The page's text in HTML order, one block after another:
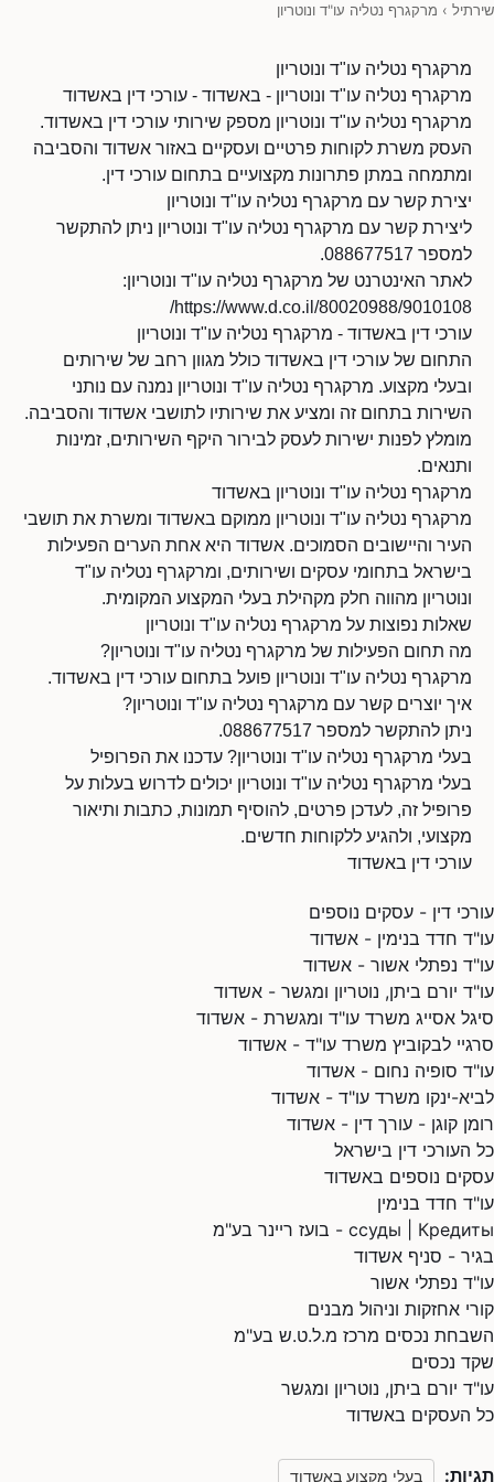
שירתיל › מרקגרף נטליה עו"ד ונוטריון
מרקגרף נטליה עו"ד ונוטריון
מרקגרף נטליה עו"ד ונוטריון - באשדוד - עורכי דין באשדוד
מרקגרף נטליה עו"ד ונוטריון מספק שירותי עורכי דין באשדוד.
העסק משרת לקוחות פרטיים ועסקיים באזור אשדוד והסביבה
ומתמחה במתן פתרונות מקצועיים בתחום עורכי דין.
יצירת קשר עם מרקגרף נטליה עו"ד ונוטריון
ליצירת קשר עם מרקגרף נטליה עו"ד ונוטריון ניתן להתקשר
למספר 088677517.
לאתר האינטרנט של מרקגרף נטליה עו"ד ונוטריון:
https://www.d.co.il/80020988/9010108/
עורכי דין באשדוד - מרקגרף נטליה עו"ד ונוטריון
התחום של עורכי דין באשדוד כולל מגוון רחב של שירותים
ובעלי מקצוע. מרקגרף נטליה עו"ד ונוטריון נמנה עם נותני
השירות בתחום זה ומציע את שירותיו לתושבי אשדוד והסביבה.
מומלץ לפנות ישירות לעסק לבירור היקף השירותים, זמינות
ותנאים.
מרקגרף נטליה עו"ד ונוטריון באשדוד
מרקגרף נטליה עו"ד ונוטריון ממוקם באשדוד ומשרת את תושבי
העיר והיישובים הסמוכים. אשדוד היא אחת הערים הפעילות
בישראל בתחומי עסקים ושירותים, ומרקגרף נטליה עו"ד
ונוטריון מהווה חלק מקהילת בעלי המקצוע המקומית.
שאלות נפוצות על מרקגרף נטליה עו"ד ונוטריון
מה תחום הפעילות של מרקגרף נטליה עו"ד ונוטריון?
מרקגרף נטליה עו"ד ונוטריון פועל בתחום עורכי דין באשדוד.
איך יוצרים קשר עם מרקגרף נטליה עו"ד ונוטריון?
ניתן להתקשר למספר 088677517.
בעלי מרקגרף נטליה עו"ד ונוטריון? עדכנו את הפרופיל
בעלי מרקגרף נטליה עו"ד ונוטריון יכולים לדרוש בעלות על
פרופיל זה, לעדכן פרטים, להוסיף תמונות, כתבות ותיאור
מקצועי, ולהגיע ללקוחות חדשים.
עורכי דין באשדוד
עורכי דין - עסקים נוספים
עו"ד חדד בנימין - אשדוד
עו"ד נפתלי אשור - אשדוד
עו"ד יורם ביתן, נוטריון ומגשר - אשדוד
סיגל אסייג משרד עו"ד ומגשרת - אשדוד
סרגיי לבקוביץ משרד עו"ד - אשדוד
עו"ד סופיה נחום - אשדוד
לביא-ינקו משרד עו"ד - אשדוד
רומן קוגן - עורך דין - אשדוד
כל העורכי דין בישראל
עסקים נוספים באשדוד
עו"ד חדד בנימין
ссуды | Кредиты - בועז ריינר בע"מ
בגיר - סניף אשדוד
עו"ד נפתלי אשור
קורי אחזקות וניהול מבנים
השבחת נכסים מרכז מ.ל.ט.ש בע"מ
שקד נכסים
עו"ד יורם ביתן, נוטריון ומגשר
כל העסקים באשדוד
תגיות: בעלי מקצוע באשדוד